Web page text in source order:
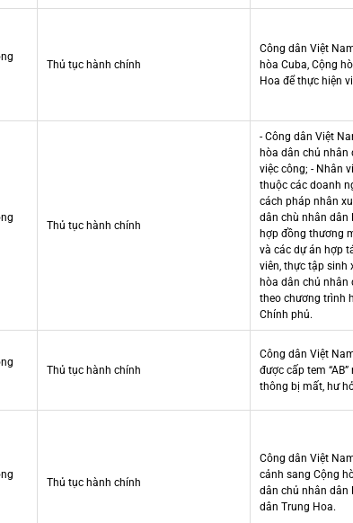
Thủ tục hành chính
Công dân Việt
hòa Cuba, Cộng
Hoa để thực hiện
Thủ tục hành chính
- Công dân Việt
hòa dân chủ nhân
việc công; - Nhân
thuộc các doanh
cách pháp nhân
dân chù nhân dân
hợp đồng thương
và các dự án hợp
viên, thực tập sinh
hòa dân chủ nhân
theo chương trình
Chính phủ.
Thủ tục hành chính
Công dân Việt
được cấp tem
thông bị mất, hư
Thủ tục hành chính
Công dân Việt
cảnh sang Cộng
dân chủ nhân dân
dân Trung Hoa.